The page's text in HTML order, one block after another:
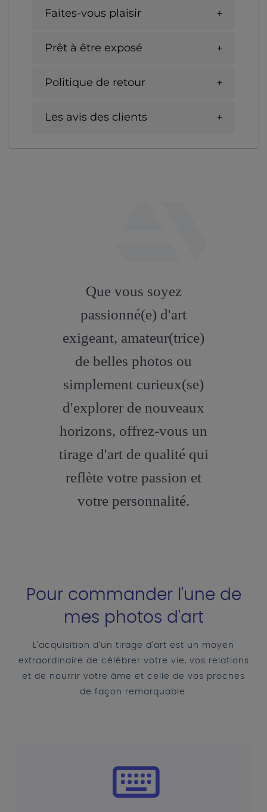
Faites-vous plaisir
Prêt à être exposé
Politique de retour
Les avis des clients
artstation
Que vous soyez
passionné(e) d'art
exigeant, amateur(trice)
de belles photos ou
simplement curieux(se)
d'explorer de nouveaux
horizons, offrez-vous un
tirage d'art de qualité qui
reflète votre passion et
votre personnalité.
Pour commander l'une de
mes photos d'art
L'acquisition d'un tirage d'art est un moyen
extraordinaire de célébrer votre vie, vos relations
et de nourrir votre âme et celle de vos proches
de façon remarquable.